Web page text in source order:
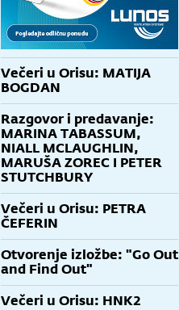
Večeri u Orisu: MATIJA
BOGDAN
Razgovor i predavanje:
MARINA TABASSUM,
NIALL MCLAUGHLIN,
MARUŠA ZOREC I PETER
STUTCHBURY
Večeri u Orisu: PETRA
ČEFERIN
Otvorenje izložbe: "Go Out
and Find Out"
Večeri u Orisu: HNK2